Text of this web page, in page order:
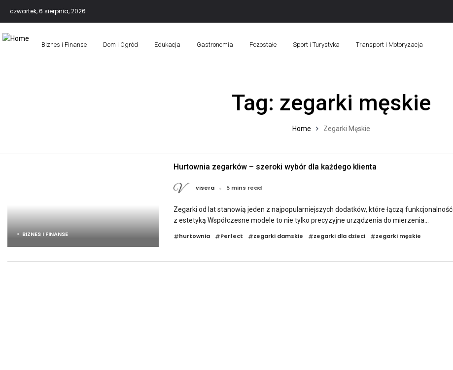
czwartek, 6 sierpnia, 2026
Biznes i Finanse Dom i Ogród Edukacja Gastronomia Pozostałe Sport i Turystyka Transport i Motoryzacja
Tag: zegarki męskie
Home Zegarki Męskie
BIZNES I FINANSE
Hurtownia zegarków – szeroki wybór dla każdego klienta
visera 5 mins read
Zegarki od lat stanowią jeden z najpopularniejszych dodatków, które łączą funkcjonalność
z estetyką Współczesne modele to nie tylko precyzyjne urządzenia do mierzenia...
#hurtownia #Perfect #zegarki damskie #zegarki dla dzieci #zegarki męskie